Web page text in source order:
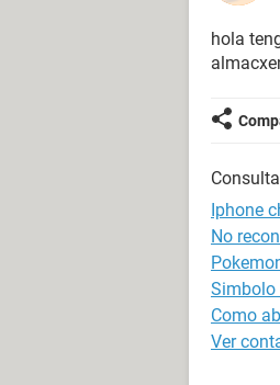
hola
Iphone
No
Simbolo
Como
Ver